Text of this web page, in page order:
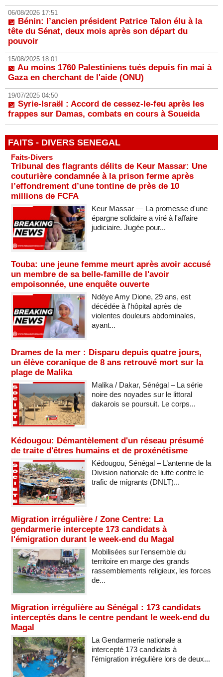
06/08/2026 17:51
Bénin: l’ancien président Patrice Talon élu à la
tête du Sénat, deux mois après son départ du
pouvoir
15/08/2025 18:01
Au moins 1760 Palestiniens tués depuis fin mai à
Gaza en cherchant de l'aide (ONU)
19/07/2025 04:50
Syrie-Israël : Accord de cessez-le-feu après les
frappes sur Damas, combats en cours à Soueida
FAITS - DIVERS SENEGAL
Faits-Divers
Tribunal des flagrants délits de Keur Massar: Une
couturière condamnée à la prison ferme après
l’effondrement d’une tontine de près de 10
millions de FCFA
Keur Massar — La promesse d'une
épargne solidaire a viré à l'affaire
judiciaire. Jugée pour...
Touba: une jeune femme meurt après avoir accusé
un membre de sa belle-famille de l'avoir
empoisonnée, une enquête ouverte
Ndèye Amy Dione, 29 ans, est
décédée à l'hôpital après de
violentes douleurs abdominales,
ayant...
Drames de la mer : Disparu depuis quatre jours,
un élève coranique de 8 ans retrouvé mort sur la
plage de Malika
Malika / Dakar, Sénégal – La série
noire des noyades sur le littoral
dakarois se poursuit. Le corps...
Kédougou: Démantèlement d'un réseau présumé
de traite d'êtres humains et de proxénétisme
Kédougou, Sénégal – L’antenne de la
Division nationale de lutte contre le
trafic de migrants (DNLT)...
Migration irrégulière / Zone Centre: La
gendarmerie intercepte 173 candidats à
l'émigration durant le week-end du Magal
Mobilisées sur l'ensemble du
territoire en marge des grands
rassemblements religieux, les forces
de...
Migration irrégulière au Sénégal : 173 candidats
interceptés dans le centre pendant le week-end du
Magal
La Gendarmerie nationale a
intercepté 173 candidats à
l’émigration irrégulière lors de deux...